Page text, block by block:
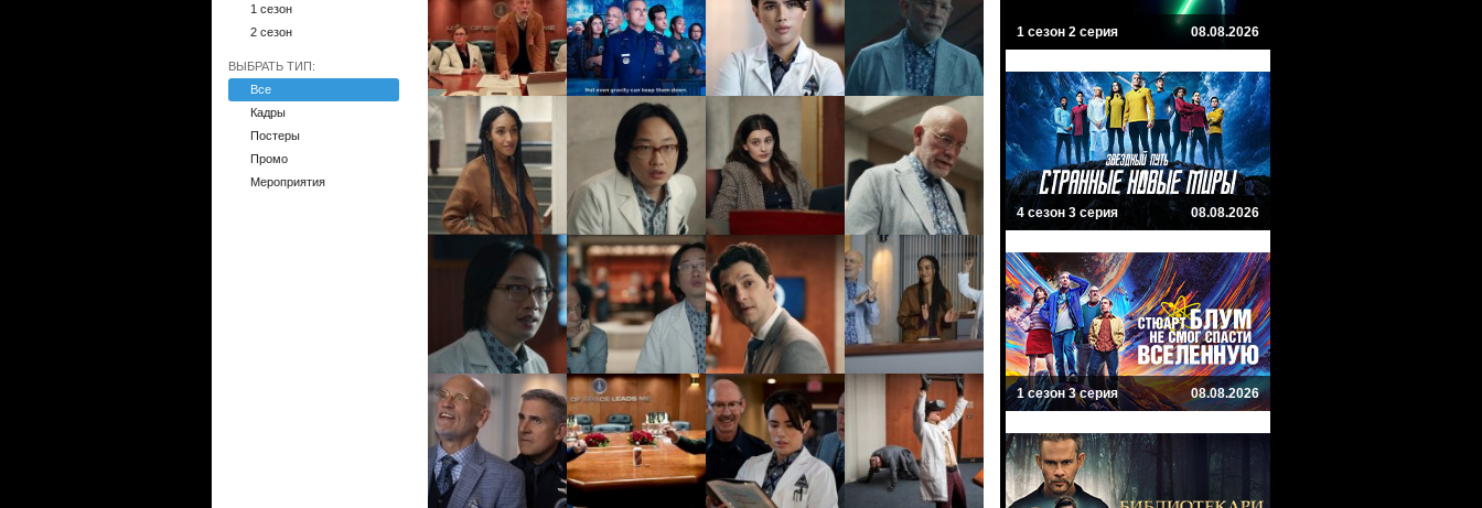
1 сезон
2 сезон
ВЫБРАТЬ ТИП:
Все
Кадры
Постеры
Промо
Мероприятия
1 сезон 2 серия 08.08.2026
4 сезон 3 серия 08.08.2026
1 сезон 3 серия 08.08.2026